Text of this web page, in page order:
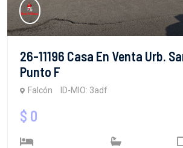
26-11196 Casa En Venta Urb.
Punto F
Falcón ID-MIO: 3adf
$ 0